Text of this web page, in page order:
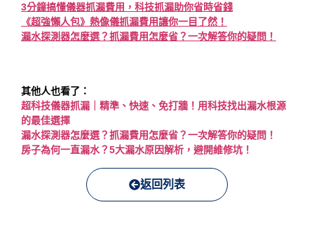
3分鐘搞懂儀器抓漏費用，科技抓漏助你省時省錢
《超強懶人包》熱像儀抓漏費用讓你一目了然！
漏水探測器怎麼選？抓漏費用怎麼省？一次解答你的疑問！
其他人也看了：
超科技儀器抓漏｜精準、快速、免打牆！用科技找出漏水根源
的最佳選擇
漏水探測器怎麼選？抓漏費用怎麼省？一次解答你的疑問！
房子為何一直漏水？5大漏水原因解析，避開維修坑！
返回列表